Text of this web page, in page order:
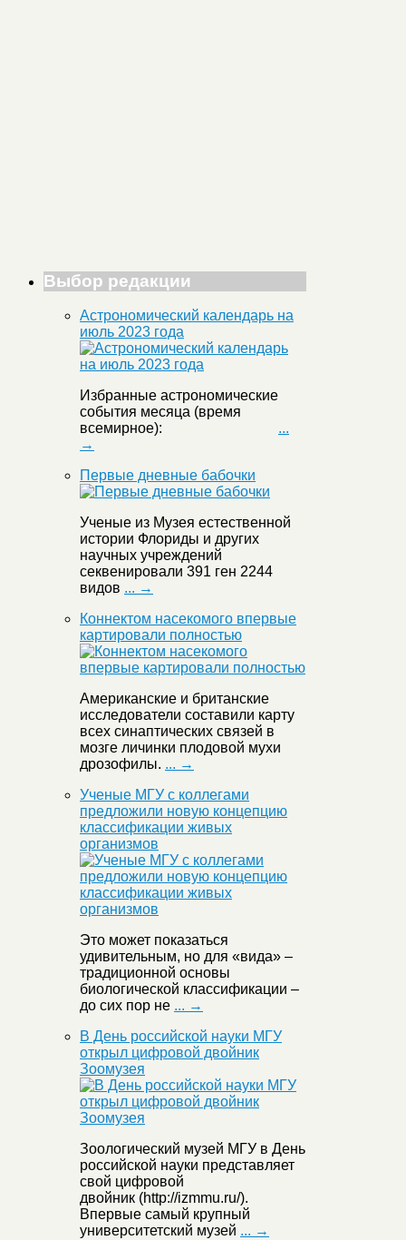
Выбор редакции
Астрономический календарь на
июль 2023 года
Избранные астрономические
события месяца (время
всемирное): ...
→
Первые дневные бабочки
Ученые из Музея естественной
истории Флориды и других
научных учреждений
секвенировали 391 ген 2244
видов ... →
Коннектом насекомого впервые
картировали полностью
Американские и британские
исследователи составили карту
всех синаптических связей в
мозге личинки плодовой мухи
дрозофилы. ... →
Ученые МГУ с коллегами
предложили новую концепцию
классификации живых
организмов
Это может показаться
удивительным, но для «вида» –
традиционной основы
биологической классификации –
до сих пор не ... →
В День российской науки МГУ
открыл цифровой двойник
Зоомузея
Зоологический музей МГУ в День
российской науки представляет
свой цифровой
двойник (http://izmmu.ru/).
Впервые самый крупный
университетский музей ... →